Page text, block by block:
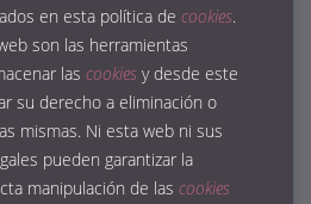
en esta política de cookies.
son las herramientas
las cookies y desde este
su derecho a eliminación o
mismas. Ni esta web ni sus
pueden garantizar la
manipulación de las cookies